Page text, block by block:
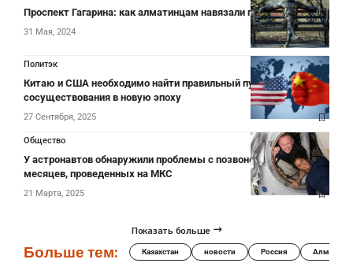
Проспект Гагарина: как алматинцам навязали переименование
31 Мая, 2024
Политэк
Китаю и США необходимо найти правильный путь
сосуществования в новую эпоху
27 Сентября, 2025
Общество
У астронавтов обнаружили проблемы с позвоночником после
месяцев, проведенных на МКС
21 Марта, 2025
Показать больше
Больше тем: Казахстан новости Россия Алматы